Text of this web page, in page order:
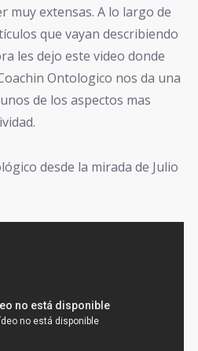
muy extensas. A lo largo de
que vayan describiendo
les dejo este video donde
Ontologico nos da una
de los aspectos mas
desde la mirada de Julio